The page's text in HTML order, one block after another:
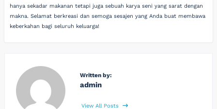
hanya sekadar makanan tetapi juga sebuah karya seni yang sarat dengan
makna. Selamat berkreasi dan semoga sesajen yang Anda buat membawa
keberkahan bagi seluruh keluarga!
Written by:
admin
View All Posts